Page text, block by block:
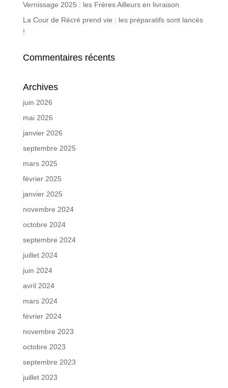
Vernissage 2025 : les Frères Ailleurs en livraison
La Cour de Récré prend vie : les préparatifs sont lancés
!
Commentaires récents
Archives
juin 2026
mai 2026
janvier 2026
septembre 2025
mars 2025
février 2025
janvier 2025
novembre 2024
octobre 2024
septembre 2024
juillet 2024
juin 2024
avril 2024
mars 2024
février 2024
novembre 2023
octobre 2023
septembre 2023
juillet 2023